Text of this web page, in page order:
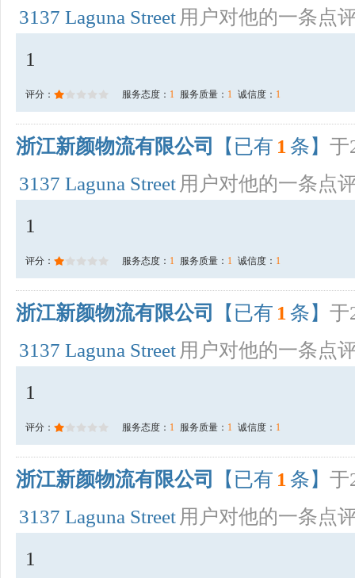
3137 Laguna Street 用户对他的一条点
1
评分： 服务态度： 1 服务质量： 1 诚信度： 1
浙江新颜物流有限公司 【已有 1 条】 于
3137 Laguna Street 用户对他的一条点
1
评分： 服务态度： 1 服务质量： 1 诚信度： 1
浙江新颜物流有限公司 【已有 1 条】 于
3137 Laguna Street 用户对他的一条点
1
评分： 服务态度： 1 服务质量： 1 诚信度： 1
浙江新颜物流有限公司 【已有 1 条】 于
3137 Laguna Street 用户对他的一条点
1